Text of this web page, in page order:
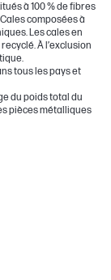
à 100 % de fibres
composées à
Les cales en
À l’exclusion
tous les pays et
du poids total du
pièces métalliques